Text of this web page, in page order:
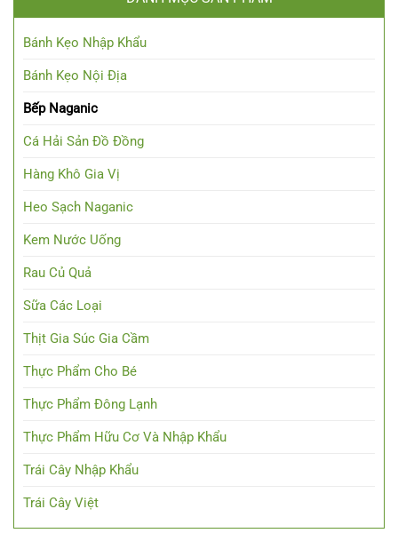
Bánh Kẹo Nhập Khẩu
Bánh Kẹo Nội Địa
Bếp Naganic
Cá Hải Sản Đồ Đồng
Hàng Khô Gia Vị
Heo Sạch Naganic
Kem Nước Uống
Rau Củ Quả
Sữa Các Loại
Thịt Gia Súc Gia Cầm
Thực Phẩm Cho Bé
Thực Phẩm Đông Lạnh
Thực Phẩm Hữu Cơ Và Nhập Khẩu
Trái Cây Nhập Khẩu
Trái Cây Việt